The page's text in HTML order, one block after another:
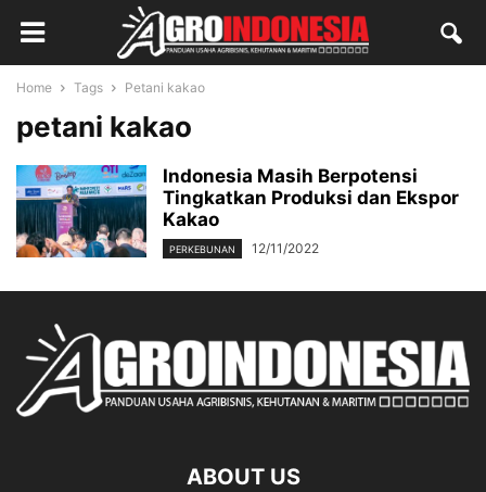
Home Tags Petani kakao
petani kakao
Indonesia Masih Berpotensi
Tingkatkan Produksi dan Ekspor
Kakao
PERKEBUNAN 12/11/2022
ABOUT US